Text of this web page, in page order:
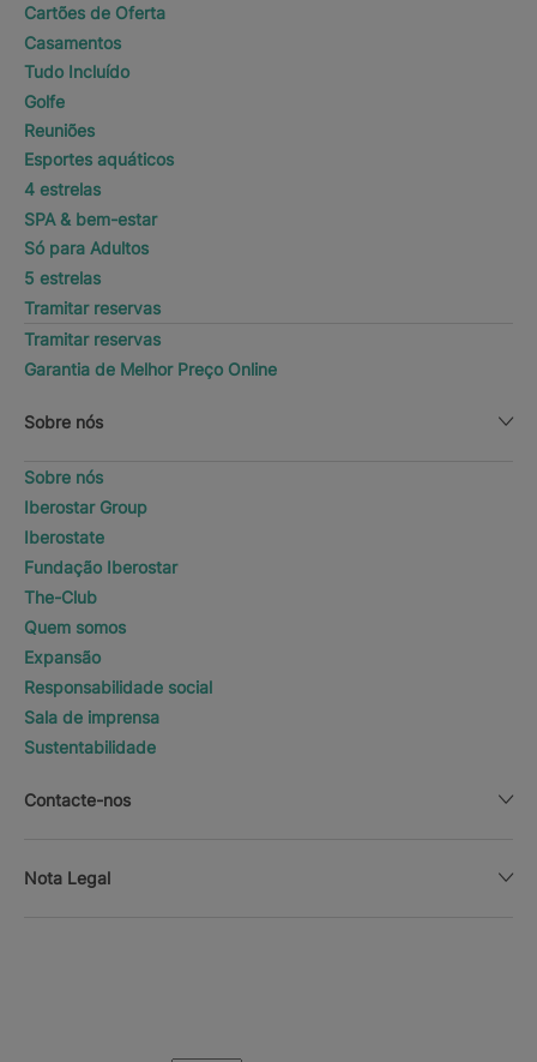
Cartões de Oferta
Casamentos
Tudo Incluído
Golfe
Reuniões
Esportes aquáticos
4 estrelas
SPA & bem-estar
Só para Adultos
5 estrelas
Tramitar reservas
Tramitar reservas
Garantia de Melhor Preço Online
Sobre nós
Sobre nós
Iberostar Group
Iberostate
Fundação Iberostar
The-Club
Quem somos
Expansão
Responsabilidade social
Sala de imprensa
Sustentabilidade
Contacte-nos
Nota Legal